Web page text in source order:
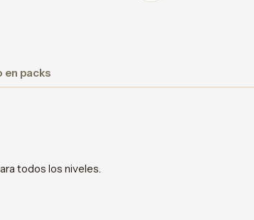
en packs
todos los niveles.